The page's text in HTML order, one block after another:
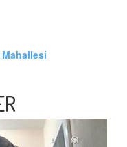
Mahallesi